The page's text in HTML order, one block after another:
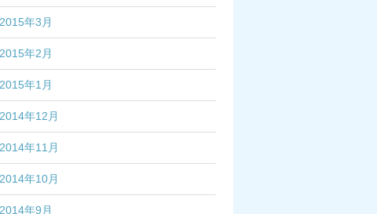
2015年3月
2015年2月
2015年1月
2014年12月
2014年11月
2014年10月
2014年9月